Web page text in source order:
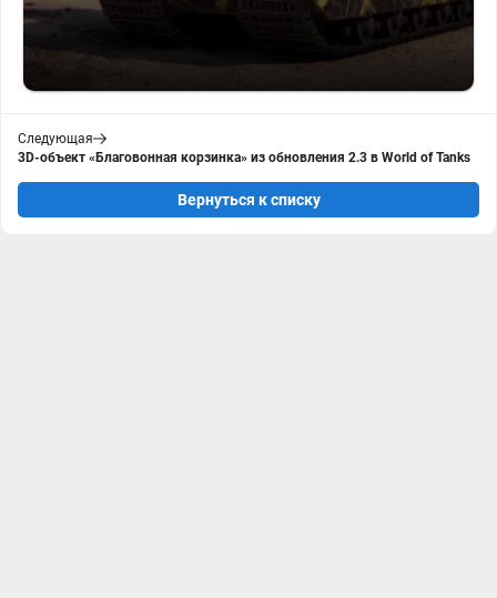
Следующая
3D-объект «Благовонная корзинка» из обновления 2.3 в World of Tanks
Вернуться к списку